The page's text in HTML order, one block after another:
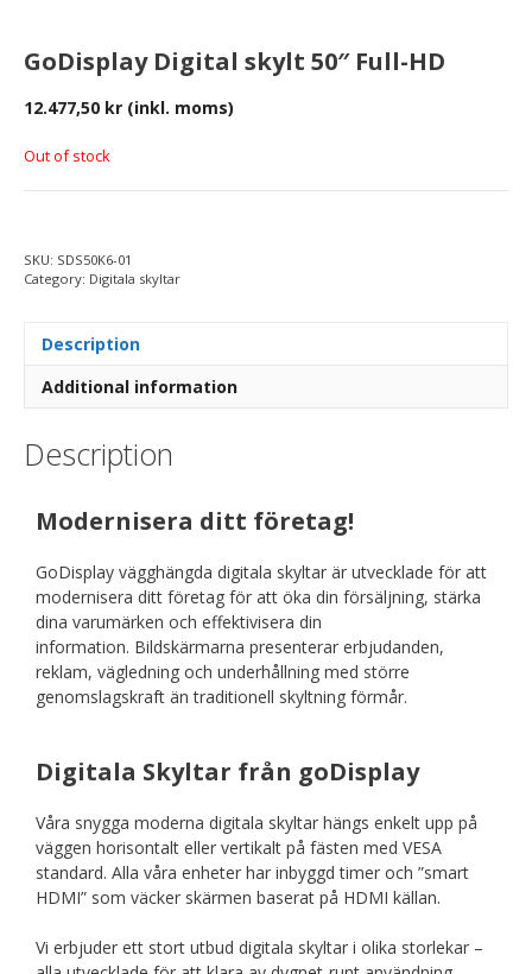
GoDisplay Digital skylt 50″ Full-HD
12.477,50 kr (inkl. moms)
Out of stock
SKU: SDS50K6-01
Category: Digitala skyltar
Description
Additional information
Description
Modernisera ditt företag!
GoDisplay vägghängda digitala skyltar är utvecklade för att
modernisera ditt företag för att öka din försäljning, stärka
dina varumärken och effektivisera din
information. Bildskärmarna presenterar erbjudanden,
reklam, vägledning och underhållning med större
genomslagskraft än traditionell skyltning förmår.
Digitala Skyltar från goDisplay
Våra snygga moderna digitala skyltar hängs enkelt upp på
väggen horisontalt eller vertikalt på fästen med VESA
standard. Alla våra enheter har inbyggd timer och ”smart
HDMI” som väcker skärmen baserat på HDMI källan.
Vi erbjuder ett stort utbud digitala skyltar i olika storlekar –